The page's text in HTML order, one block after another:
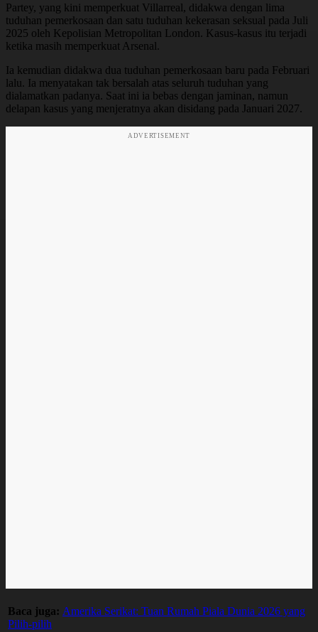
Partey, yang kini memperkuat Villarreal, didakwa dengan lima
tuduhan pemerkosaan dan satu tuduhan kekerasan seksual pada Juli
2025 oleh Kepolisian Metropolitan London. Kasus-kasus itu terjadi
ketika masih memperkuat Arsenal.
Ia kemudian didakwa dua tuduhan pemerkosaan baru pada Februari
lalu. Ia menyatakan tak bersalah atas seluruh tuduhan yang
dialamatkan padanya. Saat ini ia bebas dengan jaminan, namun
delapan kasus yang menjeratnya akan disidang pada Januari 2027.
ADVERTISEMENT
Baca juga: Amerika Serikat: Tuan Rumah Piala Dunia 2026 yang
Pilih-pilih